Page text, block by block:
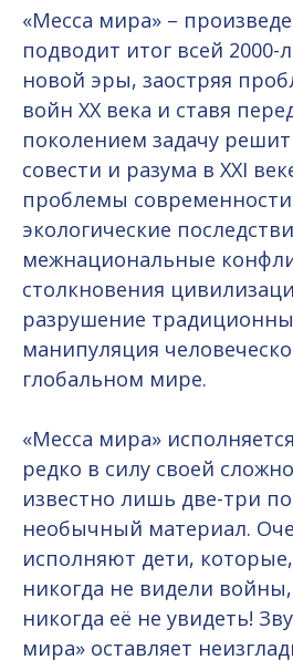
«Месса мира» –
подводит итог всей 2000-
новой эры, заостряя
войн XX века и ставя
поколением задачу
совести и разума в XXI
проблемы
экологические
межнациональные
столкновения
разрушение
манипуляция
глобальном мире.
«Месса мира»
редко в силу своей
известно лишь две-три
необычный материал.
исполняют дети,
никогда не видели
никогда её не увидеть!
мира» оставляет